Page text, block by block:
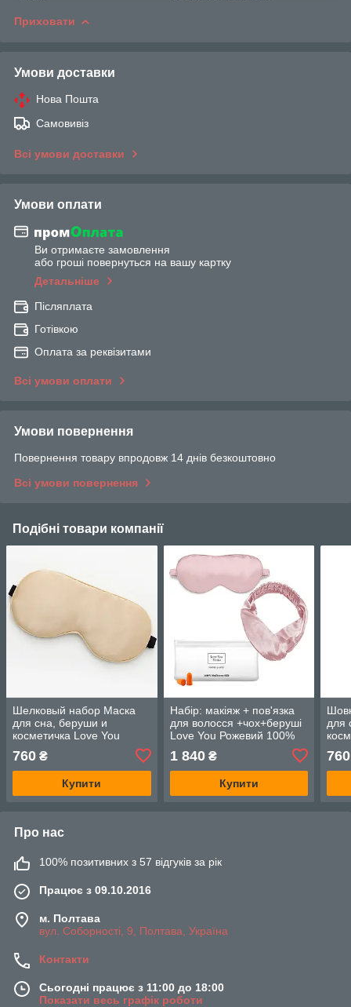
Приховати
Умови доставки
Нова Пошта
Самовивіз
Всі умови доставки
Умови оплати
Ви отримаєте замовлення
або гроші повернуться на вашу картку
Детальніше
Післяплата
Готівкою
Оплата за реквізитами
Всі умови оплати
Умови повернення
Повернення товару впродовж 14 днів безкоштовно
Всі умови повернення
Подібні товари компанії
Шелковый набор Маска
для сна, беруши и
косметичка Love You
760 ₴
Купити
Набір: макіяж + пов'язка
для волосся +чох+беруші
Love You Рожевий 100%
1 840₴
Купити
для
760
Про нас
100% позитивних з 57 відгуків за рік
Працює з 09.10.2016
м. Полтава
вул. Соборності, 9, Полтава, Україна
Контакти
Сьогодні працює з 11:00 до 18:00
Показати весь графік роботи